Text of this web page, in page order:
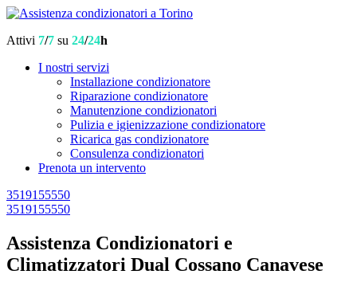
Attivi 7/7 su 24/24h
I nostri servizi
Installazione condizionatore
Riparazione condizionatore
Manutenzione condizionatori
Pulizia e igienizzazione condizionatore
Ricarica gas condizionatore
Consulenza condizionatori
Prenota un intervento
3519155550
3519155550
Assistenza Condizionatori e
Climatizzatori Dual Cossano Canavese